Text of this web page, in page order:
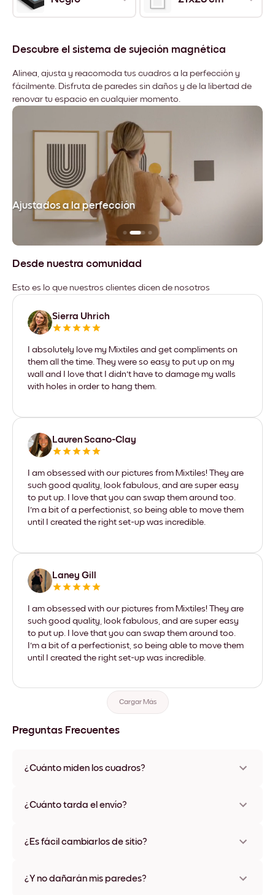
Descubre el sistema de sujeción magnética
Alinea, ajusta y reacomoda tus cuadros a la perfección y
fácilmente. Disfruta de paredes sin daños y de la libertad de
renovar tu espacio en cualquier momento.
Ajustados a la perfección
Desde nuestra comunidad
Esto es lo que nuestros clientes dicen de nosotros
Sierra Uhrich
I absolutely love my Mixtiles and get compliments on
them all the time. They were so easy to put up on my
wall and I love that I didn't have to damage my walls
with holes in order to hang them.
Lauren Scano-Clay
I am obsessed with our pictures from Mixtiles! They are
such good quality, look fabulous, and are super easy
to put up. I love that you can swap them around too.
I'm a bit of a perfectionist, so being able to move them
until I created the right set-up was incredible.
Laney Gill
I am obsessed with our pictures from Mixtiles! They are
such good quality, look fabulous, and are super easy
to put up. I love that you can swap them around too.
I'm a bit of a perfectionist, so being able to move them
until I created the right set-up was incredible.
Cargar Más
Preguntas Frecuentes
¿Cuánto miden los cuadros?
varios materiales y colores de marco, incluidas opciones sin
¿Cuánto tarda el envío?
disponibles en algunos países. Te enviaremos un número de
¿Es fácil cambiarlos de sitio?
ningún daño
¿Y no dañarán mis paredes?